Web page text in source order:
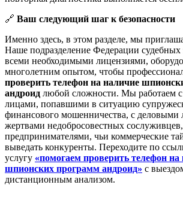
🔗 Ваш следующий шаг к безопасности
Именно здесь, в этом разделе, мы
Наше подразделение Федерации судебных
всеми необходимыми лицензиями,
многолетним опытом, чтобы
проверить телефон на наличие
андроид любой сложности. Мы работаем
лицами, попавшими в ситуацию
финансового мошенничества, с
жертвами недобросовестных
предпринимателями, чьи коммерческие
выведать конкуренты. Переходите по
услугу «помогаем проверить телефон на
шпионских программ андроид» с
дистанционным анализом.